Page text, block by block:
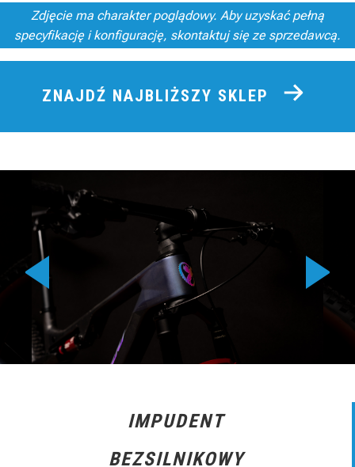
Zdjęcie ma charakter poglądowy. Aby uzyskać pełną
specyfikację i konfigurację, skontaktuj się ze sprzedawcą.
ZNAJDŹ NAJBLIŻSZY SKLEP
IMPUDENT
BEZSILNIKOWY